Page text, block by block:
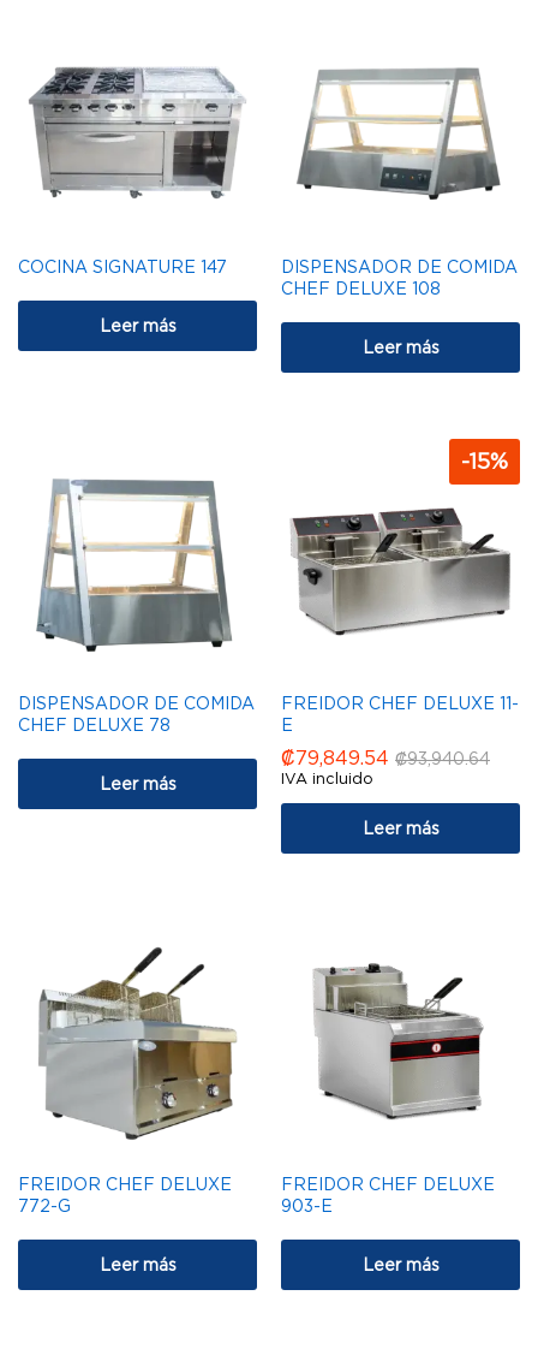
COCINA SIGNATURE 147
Leer más
DISPENSADOR DE COMIDA
CHEF DELUXE 108
Leer más
DISPENSADOR DE COMIDA
CHEF DELUXE 78
Leer más
-15%
FREIDOR CHEF DELUXE 11-
E
₡79,849.54 ₡93,940.64
IVA incluido
Leer más
FREIDOR CHEF DELUXE
772-G
Leer más
FREIDOR CHEF DELUXE
903-E
Leer más